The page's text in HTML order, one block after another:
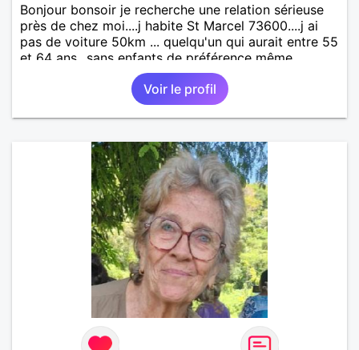
Bonjour bonsoir je recherche une relation sérieuse
près de chez moi....j habite St Marcel 73600....j ai
pas de voiture 50km ... quelqu'un qui aurait entre 55
et 64 ans...sans enfants de préférence même
adultes et qui n aurait garder aucun contact avec
une où plusieurs ex...si vous correspondez à ma
recherche ecrivez moi je vous répondrai...
Voir le profil